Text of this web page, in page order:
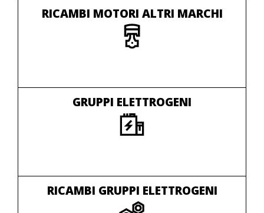
RICAMBI MOTORI ALTRI MARCHI
GRUPPI ELETTROGENI
RICAMBI GRUPPI ELETTROGENI